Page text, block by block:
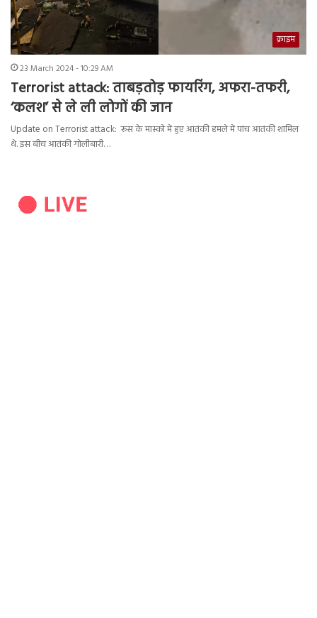
क्राइम
23 March 2024 - 10:29 AM
Terrorist attack: ताबड़तोड़ फायरिंग, अफरा-तफरी,
‘कलश’ से ले ली लोगों की जान
Update on Terrorist attack: रूस के मास्को में हुए आतंकी हमले में पांच आतंकी शामिल
थे. इस बीच आतंकी गोलीबारी…